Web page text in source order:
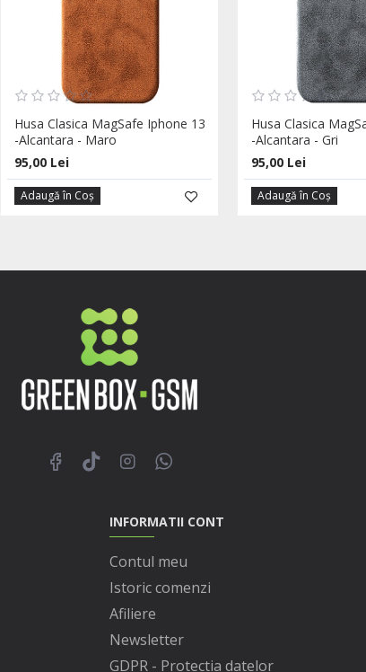
Husa Clasica MagSafe Iphone 13
-Alcantara - Maro
95,00 Lei
Adaugă în Coş
Husa Clasica
-Alcantara - Gri
95,00 Lei
Adaugă în Coş
INFORMATII CONT
Contul meu
Istoric comenzi
Afiliere
Newsletter
GDPR - Protectia datelor